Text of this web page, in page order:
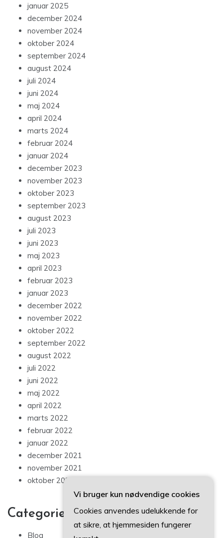
januar 2025
december 2024
november 2024
oktober 2024
september 2024
august 2024
juli 2024
juni 2024
maj 2024
april 2024
marts 2024
februar 2024
januar 2024
december 2023
november 2023
oktober 2023
september 2023
august 2023
juli 2023
juni 2023
maj 2023
april 2023
februar 2023
januar 2023
december 2022
november 2022
oktober 2022
september 2022
august 2022
juli 2022
juni 2022
maj 2022
april 2022
marts 2022
februar 2022
januar 2022
december 2021
november 2021
oktober 2021
Categories
Blog
Vi bruger kun nødvendige cookies
Cookies anvendes udelukkende for
at sikre, at hjemmesiden fungerer